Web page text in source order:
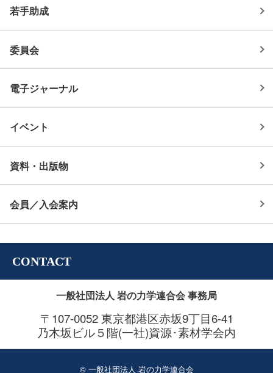
CONTACT
一般社団法人 岩の力学連合会 事務局
〒107-0052 東京都港区赤坂9丁目6-41
乃木坂ビル５階(一社)資源･素材学会内
若手助成
委員会
電子ジャーナル
イベント
資料・出版物
会員／入会案内
© 一般社団法人 岩の力学連合会